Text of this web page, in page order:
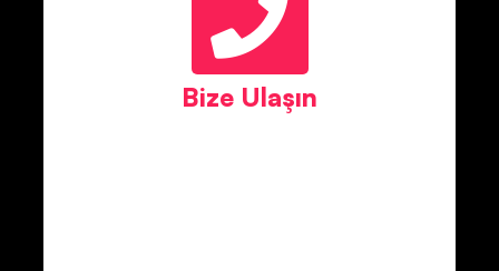
Bize Ulaşın